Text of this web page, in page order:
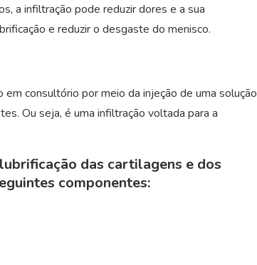
a infiltração pode reduzir dores e a sua
e reduzir o desgaste do menisco.
consultório por meio da injeção de uma solução
Ou seja, é uma infiltração voltada para a
das cartilagens e dos
componentes: